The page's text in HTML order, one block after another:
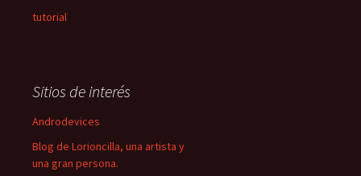
tutorial
Sitios de interés
Androdevices
Blog de Lorioncilla, una artista y
una gran persona.